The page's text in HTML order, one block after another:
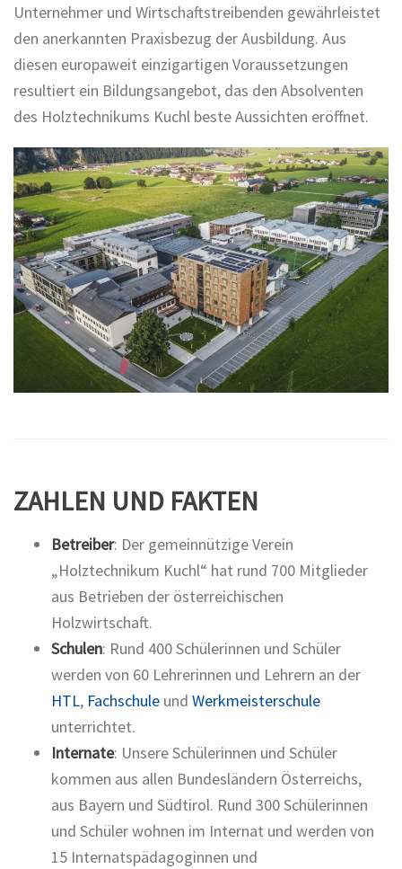
Unternehmer und Wirtschaftstreibenden gewährleistet
den anerkannten Praxisbezug der Ausbildung. Aus
diesen europaweit einzigartigen Voraussetzungen
resultiert ein Bildungsangebot, das den Absolventen
des Holztechnikums Kuchl beste Aussichten eröffnet.
ZAHLEN UND FAKTEN
Betreiber: Der gemeinnützige Verein
„Holztechnikum Kuchl“ hat rund 700 Mitglieder
aus Betrieben der österreichischen
Holzwirtschaft.
Schulen: Rund 400 Schülerinnen und Schüler
werden von 60 Lehrerinnen und Lehrern an der
HTL, Fachschule undWerkmeisterschule
unterrichtet.
Internate: Unsere Schülerinnen und Schüler
kommen aus allen Bundesländern Österreichs,
aus Bayern und Südtirol. Rund 300 Schülerinnen
und Schüler wohnen im Internat und werden von
15 Internatspädagoginnen und